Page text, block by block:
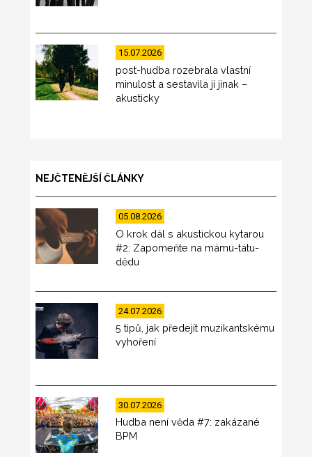
15.07.2026
post-hudba rozebrala vlastní
minulost a sestavila ji jinak –
akusticky
NEJČTENĚJŠÍ ČLÁNKY
05.08.2026
O krok dál s akustickou kytarou
#2: Zapomeňte na mámu-tátu-
dědu
24.07.2026
5 tipů, jak předejít muzikantskému
vyhoření
30.07.2026
Hudba není věda #7: zakázané
BPM